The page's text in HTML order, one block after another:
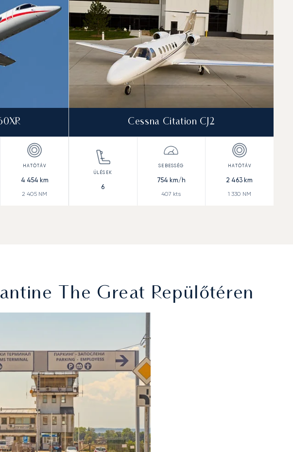
4 454 km
2 405 NM
Cessna Citation CJ2
6
754 km/h
407 kts
2 463 km
1 330 NM
The Great Repülőtéren